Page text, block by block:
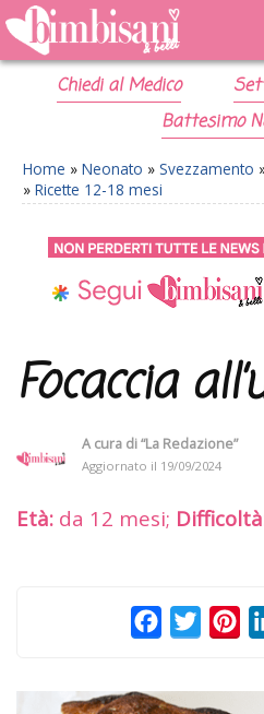
Chiedi al Medico
Battesimo
Home » Neonato » Svezzamento
» Ricette 12-18 mesi
Focaccia
A cura di“La Redazione”
Aggiornato il 19/09/2024
Età: da 12 mesi;
FacebookTwitter